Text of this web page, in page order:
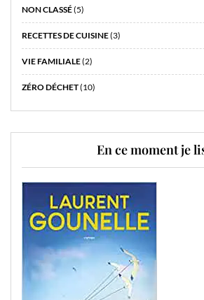
NON CLASSÉ(5)
RECETTES DE CUISINE(3)
VIE FAMILIALE(2)
ZÉRO DÉCHET(10)
En ce moment je